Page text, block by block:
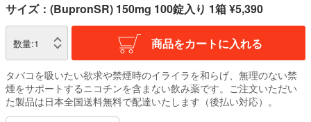
サイズ：(BupronSR) 150mg 100錠入り 1箱 ¥5,390
数量:1 商品をカートに入れる
タバコを吸いたい欲求や禁煙時のイライラを和らげ、無理のない禁
煙をサポートするニコチンを含まない飲み薬です。ご注文いただい
た製品は日本全国送料無料で配達いたします（後払い対応）。